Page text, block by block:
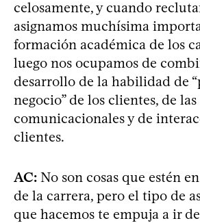
celosamente, y cuando
asignamos muchísima
formación académica de los
luego nos ocupamos de
desarrollo de la habilidad de
negocio” de los clientes, de
comunicacionales y de
clientes.
AC: No son cosas que estén
de la carrera, pero el tipo de
que hacemos te empuja a ir